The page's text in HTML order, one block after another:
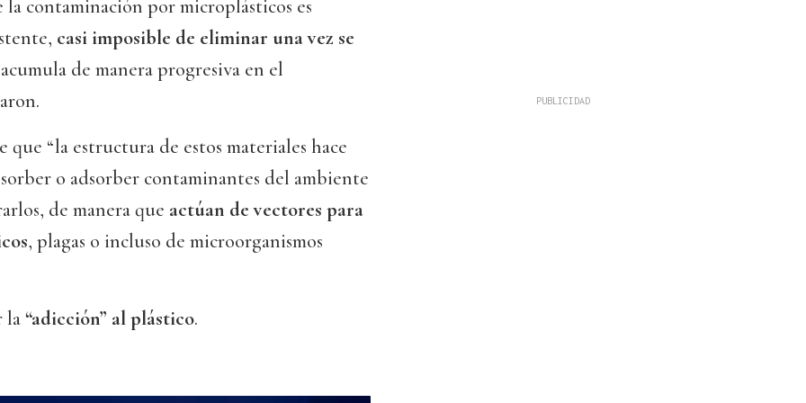
la contaminación por microplásticos es
casi imposible de eliminar una vez se
de manera progresiva en el
“la estructura de estos materiales hace
o adsorber contaminantes del ambiente
de manera que actúan de vectores para
, plagas o incluso de microorganismos
la“adicción” al plástico.